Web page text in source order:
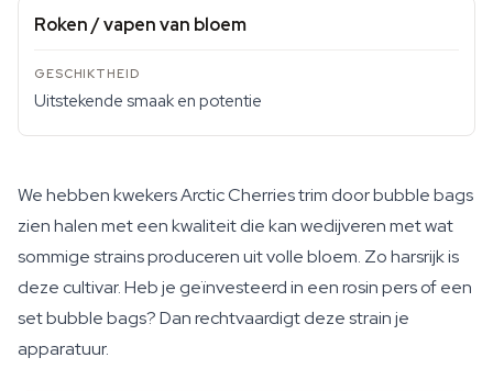
Roken / vapen van bloem
Uitstekende smaak en potentie
We hebben kwekers Arctic Cherries trim door bubble bags
zien halen met een kwaliteit die kan wedijveren met wat
sommige strains produceren uit volle bloem. Zo harsrijk is
deze cultivar. Heb je geïnvesteerd in een rosin pers of een
set bubble bags? Dan rechtvaardigt deze strain je
apparatuur.